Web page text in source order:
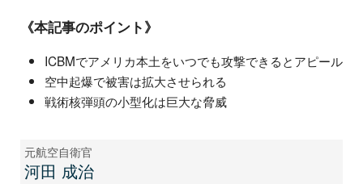
《本記事のポイント》
ICBMでアメリカ本土をいつでも攻撃できるとアピール
空中起爆で被害は拡大させられる
戦術核弾頭の小型化は巨大な脅威
元航空自衛官
河田 成治